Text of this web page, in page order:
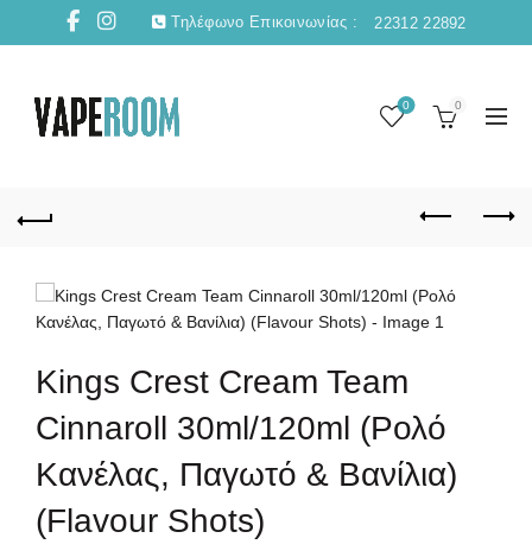
Τηλέφωνο Επικοινωνίας : 22312 22892
0 0
Kings Crest Cream Team
Cinnaroll 30ml/120ml (Ρολό
Κανέλας, Παγωτό & Βανίλια)
(Flavour Shots)